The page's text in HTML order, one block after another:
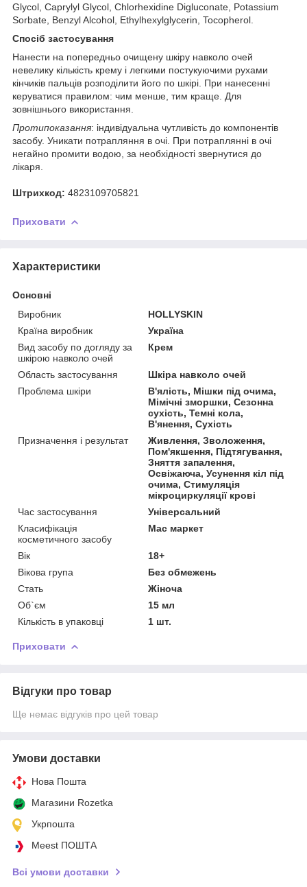
Glycol, Caprylyl Glycol, Chlorhexidine Digluconate, Potassium
Sorbate, Benzyl Alcohol, Ethylhexylglycerin, Tocopherol.
Спосіб застосування
Нанести на попередньо очищену шкiру навколо очей
невелику кiлькiсть крему i легкими постукуючими рухами
кiнчикiв пальцiв розподiлити його по шкiрi. При нанесенні
керуватися правилом: чим менше, тим краще. Для
зовнішнього використання.
Протипоказання: індивідуальна чутливість до компонентів
засобу. Уникати потрапляння в очі. При потраплянні в очі
негайно промити водою, за необхідності звернутися до
лікаря.
Штрихкод: 4823109705821
Приховати
Характеристики
Основні
Виробник
HOLLYSKIN
Країна виробник
Україна
Вид засобу по догляду за
шкірою навколо очей
Крем
Область застосування
Шкіра навколо очей
Проблема шкіри
В'ялість, Мішки під очима,
Мімічні зморшки, Сезонна
сухість, Темні кола,
В'янення, Сухість
Призначення і результат
Живлення, Зволоження,
Пом'якшення, Підтягування,
Зняття запалення,
Освіжаюча, Усунення кіл під
очима, Стимуляція
мікроциркуляції крові
Час застосування
Універсальний
Класифікація
косметичного засобу
Мас маркет
Вік
18+
Вікова група
Без обмежень
Стать
Жіноча
Об`єм
15 мл
Кількість в упаковці
1 шт.
Приховати
Відгуки про товар
Ще немає відгуків про цей товар
Умови доставки
Нова Пошта
Магазини Rozetka
Укрпошта
Meest ПОШТА
Всі умови доставки